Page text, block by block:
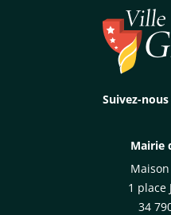
Suivez-nous
Mairie
1 place
34